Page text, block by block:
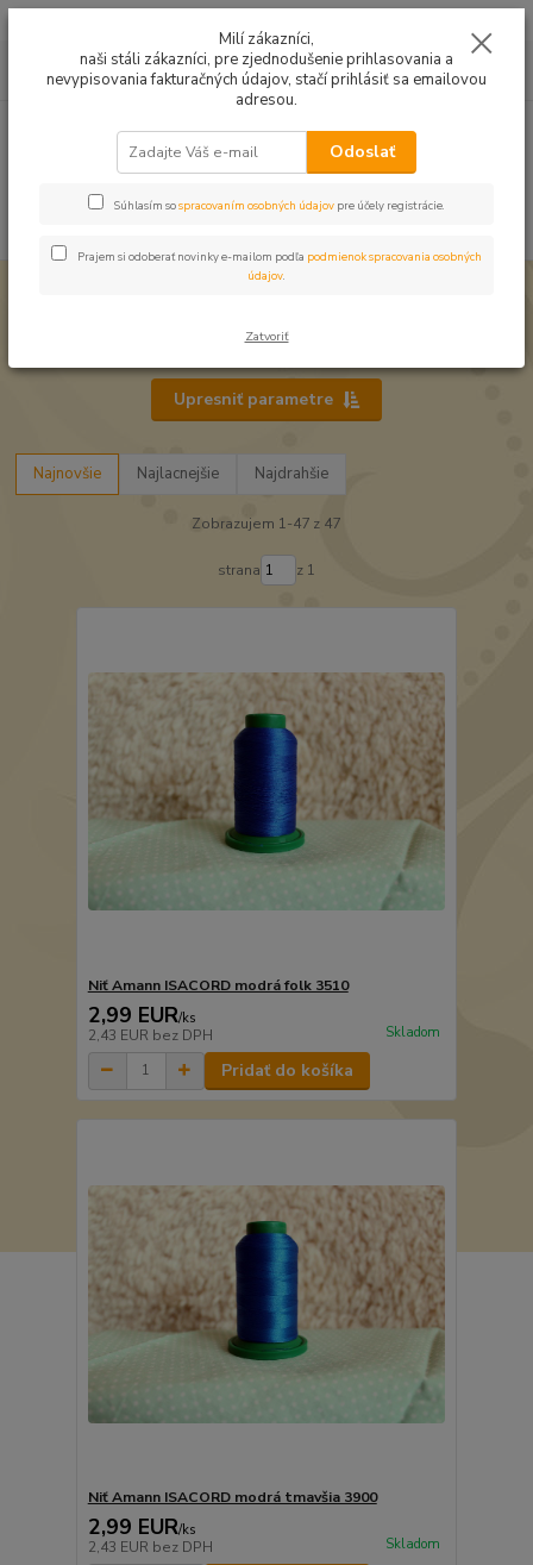
0949224331
9:00 -14:30
za0,00 EUR
Vyšívacie nite horné
Vyšívacie nite horné
Upresniť parametre
Najnovšie Najlacnejšie Najdrahšie
Zobrazujem 1-47 z 47
strana z 1
Niť Amann ISACORD modrá folk 3510
2,99 EUR/ks
2,43 EUR bez DPH Skladom
Pridať do košíka
Niť Amann ISACORD modrá tmavšia 3900
2,99 EUR/ks
2,43 EUR bez DPH Skladom
Milí zákazníci,
naši stáli zákazníci, pre zjednodušenie prihlasovania a
nevypisovania fakturačných údajov, stačí prihlásiť sa emailovou
adresou.
Odoslať
Súhlasím sospracovaním osobných údajov pre účely registrácie.
Prajem si odoberať novinky e-mailom podľa podmienok spracovania osobných
údajov.
Zatvoriť